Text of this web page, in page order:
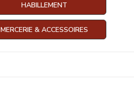
HABILLEMENT
MERCERIE & ACCESSOIRES